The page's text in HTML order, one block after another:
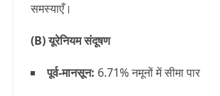
समस्याएँ।
(B) यूरेनियम संदूषण
पूर्व-मानसून: 6.71%नमूनों में सीमा पार